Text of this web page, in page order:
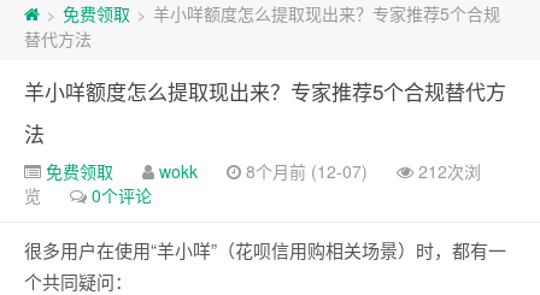
> 免费领取 > 羊小咩额度怎么提取现出来？专家推荐5个合规
替代方法
羊小咩额度怎么提取现出来？专家推荐5个合规替代方
法
免费领取 wokk 8个月前 (12-07)
212次浏
览
0个评论
很多用户在使用“羊小咩”（花呗信用购相关场景）时，都有一
个共同疑问：